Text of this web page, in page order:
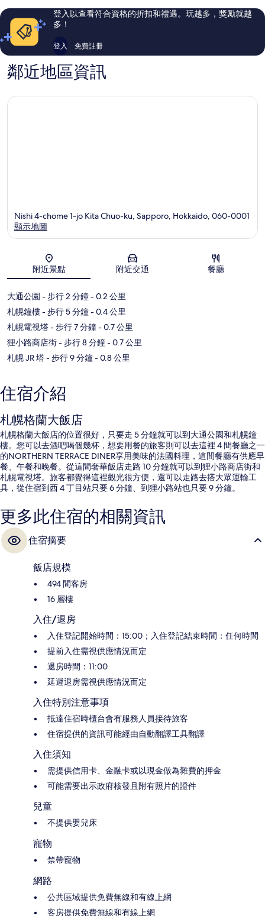
心
評
論
心
評
論
登入以查看符合資格的折扣和禮遇。玩越多，獎勵就越
多！
登入 免費註冊
鄰近地區資訊
地圖
Nishi 4-chome 1-jo Kita Chuo-ku, Sapporo, Hokkaido, 060-0001
顯示地圖
附近景點 附近交通 餐廳
大通公園 - 步行 2 分鐘- 0.2 公里
札幌鐘樓- 步行 5 分鐘- 0.4 公里
札幌電視塔- 步行 7 分鐘- 0.7 公里
狸小路商店街- 步行 8 分鐘- 0.7 公里
札幌 JR 塔- 步行 9 分鐘- 0.8 公里
住宿介紹
札幌格蘭大飯店
札幌格蘭大飯店的位置很好，只要走 5 分鐘就可以到大通公園和札幌鐘
樓。您可以去酒吧喝個幾杯，想要用餐的旅客則可以去這裡 4 間餐廳之一
的NORTHERN TERRACE DINER享用美味的法國料理，這間餐廳有供應早
餐、午餐和晚餐。從這間奢華飯店走路 10 分鐘就可以到狸小路商店街和
札幌電視塔。旅客都覺得這裡觀光很方便，還可以走路去搭大眾運輸工
具，從住宿到西 4 丁目站只要 6 分鐘、到狸小路站也只要 9 分鐘。
更多此住宿的相關資訊
住宿摘要
飯店規模
494 間客房
16 層樓
入住/退房
入住登記開始時間：15:00；入住登記結束時間：任何時間
提前入住需視供應情況而定
退房時間：11:00
延遲退房需視供應情況而定
入住特別注意事項
抵達住宿時櫃台會有服務人員接待旅客
住宿提供的資訊可能經由自動翻譯工具翻譯
入住須知
需提供信用卡、金融卡或以現金做為雜費的押金
可能需要出示政府核發且附有照片的證件
兒童
不提供嬰兒床
寵物
禁帶寵物
網路
公共區域提供免費無線和有線上網
客房提供免費無線和有線上網